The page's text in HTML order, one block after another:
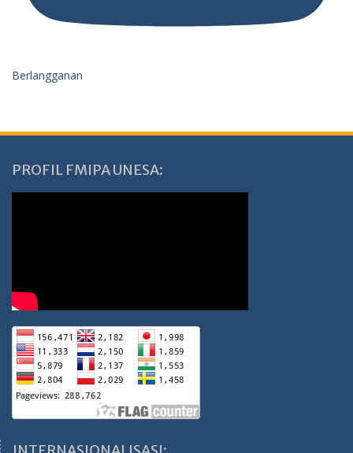
Berlangganan
PROFIL FMIPA UNESA: